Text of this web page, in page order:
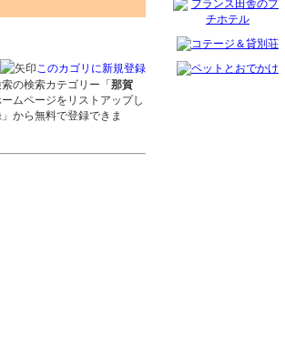
このカゴリに新規登録
の検索カテゴリー「 那賀
ムページをリストアップし
から無料で登録できま